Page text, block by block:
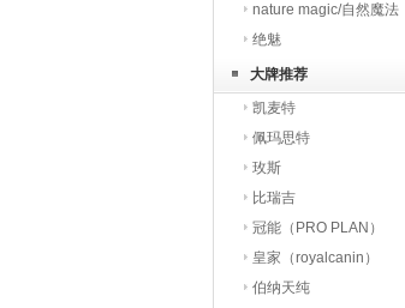
nature magic/自然魔法
绝魅
大牌推荐
凯麦特
佩玛思特
玫斯
比瑞吉
冠能（PRO PLAN）
皇家（royalcanin）
伯纳天纯